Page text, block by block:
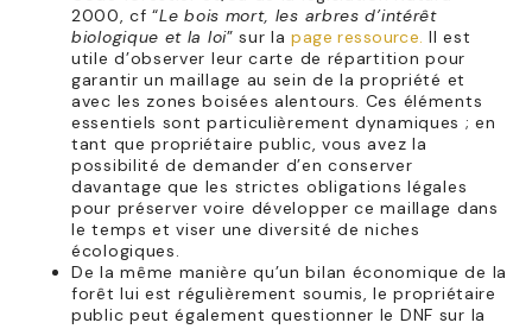
2000, cf “Le bois mort, les arbres d’intérêt
biologique et la loi” sur lapage ressource. Il est
utile d’observer leur carte de répartition pour
garantir un maillage au sein de la propriété et
avec les zones boisées alentours. Ces éléments
essentiels sont particulièrement dynamiques ; en
tant que propriétaire public, vous avez la
possibilité de demander d’en conserver
davantage que les strictes obligations légales
pour préserver voire développer ce maillage dans
le temps et viser une diversité de niches
écologiques.
De la même manière qu’un bilan économique de la
forêt lui est régulièrement soumis, le propriétaire
public peut également questionner le DNF sur la